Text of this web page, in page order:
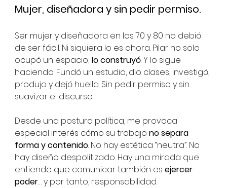
Mujer, diseñadora y sin pedir permiso.
Ser mujer y diseñadora en los 70 y 80 no debió
de ser fácil. Ni siquiera lo es ahora. Pilar no solo
ocupó un espacio; lo construyó. Y lo sigue
haciendo. Fundó un estudio, dio clases, investigó,
produjo y dejó huella. Sin pedir permiso y sin
suavizar el discurso.
Desde una postura política, me provoca
especial interés cómo su trabajo no separa
forma y contenido. No hay estética “neutra”. No
hay diseño despolitizado. Hay una mirada que
entiende que comunicar también es ejercer
poder… y por tanto, responsabilidad.